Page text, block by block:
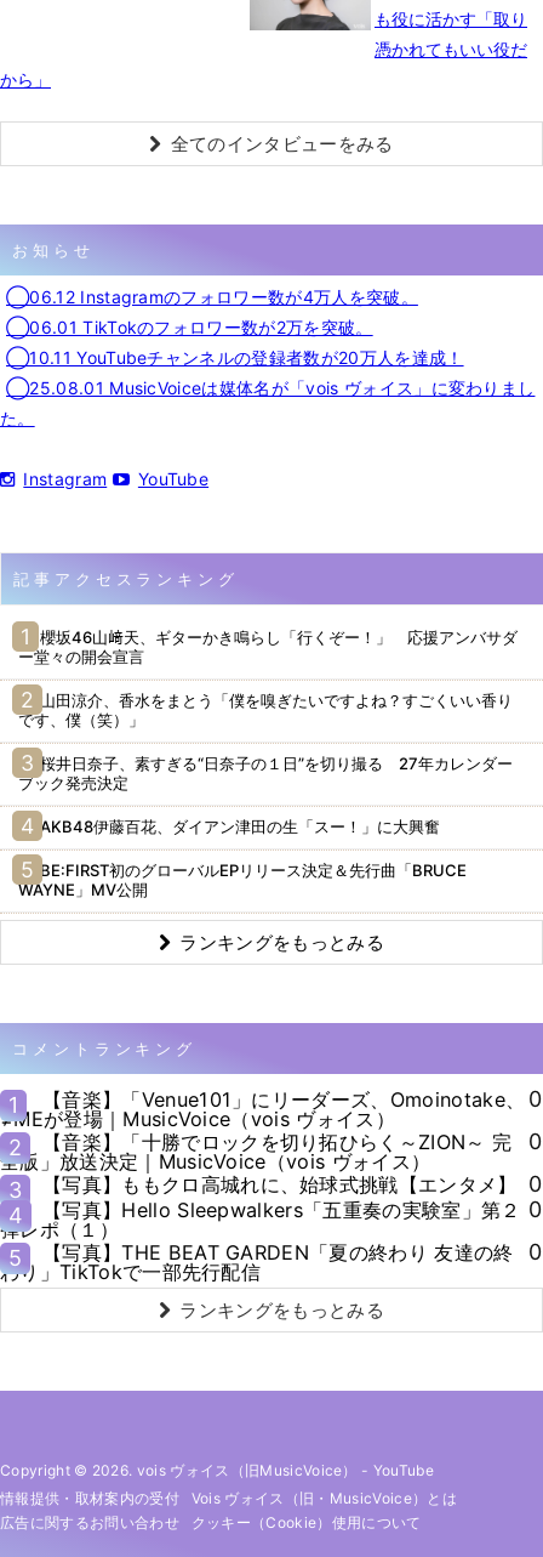
も役に活かす「取り
憑かれてもいい役だ
から」
全てのインタビューをみる
お知らせ
◯06.12 Instagramのフォロワー数が4万人を突破。
◯06.01 TikTokのフォロワー数が2万を突破。
◯10.11 YouTubeチャンネルの登録者数が20万人を達成！
◯25.08.01 MusicVoiceは媒体名が「vois ヴォイス」に変わりまし
た。
Instagram YouTube
記事アクセスランキング
櫻坂46山﨑天、ギターかき鳴らし「行くぞー！」 応援アンバサダ
ー堂々の開会宣言
山田涼介、香水をまとう「僕を嗅ぎたいですよね？すごくいい香り
です、僕（笑）」
桜井日奈子、素すぎる“日奈子の１日”を切り撮る 27年カレンダー
ブック発売決定
AKB48伊藤百花、ダイアン津田の生「スー！」に大興奮
BE:FIRST初のグローバルEPリリース決定＆先行曲「BRUCE
WAYNE」MV公開
ランキングをもっとみる
コメントランキング
1
【音楽】「Venue101」にリーダーズ、Omoinotake、
≠MEが登場｜MusicVoice（vois ヴォイス）
0
2
【音楽】「十勝でロックを切り拓ひらく～ZION～ 完
全版」放送決定｜MusicVoice（vois ヴォイス）
0
3
【写真】ももクロ高城れに、始球式挑戦【エンタメ】
0
4
【写真】Hello Sleepwalkers「五重奏の実験室」第２
弾レポ（１）
0
5
【写真】THE BEAT GARDEN「夏の終わり 友達の終
わり」TikTokで一部先行配信
0
ランキングをもっとみる
Copyright © 2026. vois ヴォイス（旧MusicVoice） - YouTube
情報提供・取材案内の受付
Vois ヴォイス（旧・MusicVoice）とは
広告に関するお問い合わせ
クッキー（cookie）使用について